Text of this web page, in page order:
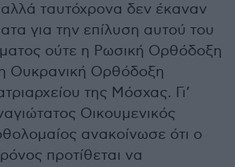
ταυτόχρονα δεν έκαναν
για την επίλυση αυτού του
ούτε η Ρωσική Ορθόδοξη
Ουκρανική Ορθόδοξη
της Μόσχας. Γι’
Οικουμενικός
ανακοίνωσε ότι ο
προτίθεται να